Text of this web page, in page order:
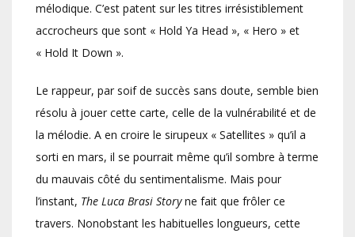
mélodique. C’est patent sur les titres irrésistiblement
accrocheurs que sont « Hold Ya Head », « Hero » et
« Hold It Down ».
Le rappeur, par soif de succès sans doute, semble bien
résolu à jouer cette carte, celle de la vulnérabilité et de
la mélodie. A en croire le sirupeux « Satellites » qu’il a
sorti en mars, il se pourrait même qu’il sombre à terme
du mauvais côté du sentimentalisme. Mais pour
l’instant, The Luca Brasi Storyne fait que frôler ce
travers. Nonobstant les habituelles longueurs, cette